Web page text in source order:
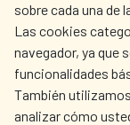
sobre cada una de
Las cookies
navegador, ya que
funcionalidades
También utilizamos
analizar cómo
AECID
SPANISH
ACTION
CULTURE AND